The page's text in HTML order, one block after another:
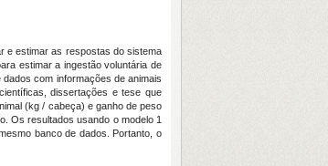
e estimar as respostas do sistema
estimar a ingestão voluntária de
com informações de animais
dissertações e tese que
(kg / cabeça) e ganho de peso
Os resultados usando o modelo 1
banco de dados. Portanto, o